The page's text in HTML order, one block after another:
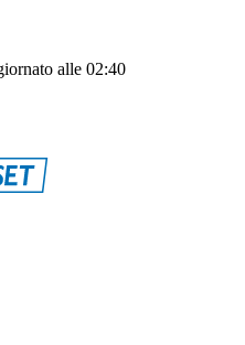
alle 02:40